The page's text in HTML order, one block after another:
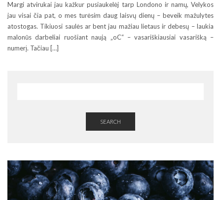
Margi atvirukai jau kažkur pusiaukelėj tarp Londono ir namų, Velykos
jau visai čia pat, o mes turėsim daug laisvų dienų – beveik mažulytes
atostogas. Tikiuosi saulės ar bent jau mažiau lietaus ir debesų – laukia
malonūs darbeliai ruošiant naują „oC“ – vasariškiausiai vasarišką –
numerį. Tačiau […]
SEARCH